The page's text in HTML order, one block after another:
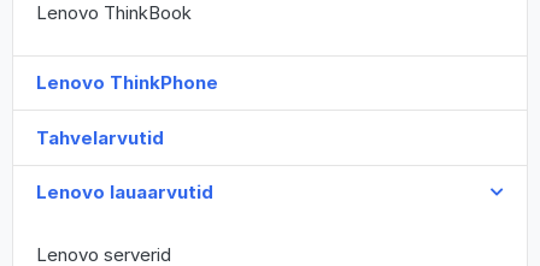
Lenovo ThinkBook
Lenovo ThinkPhone
Tahvelarvutid
Lenovo lauaarvutid
Lenovo serverid